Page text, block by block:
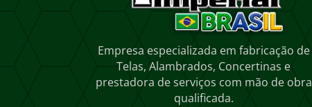
Empresa especializada em fabricação de
Telas, Alambrados, Concertinas e
prestadora de serviços com mão de obra
qualificada.